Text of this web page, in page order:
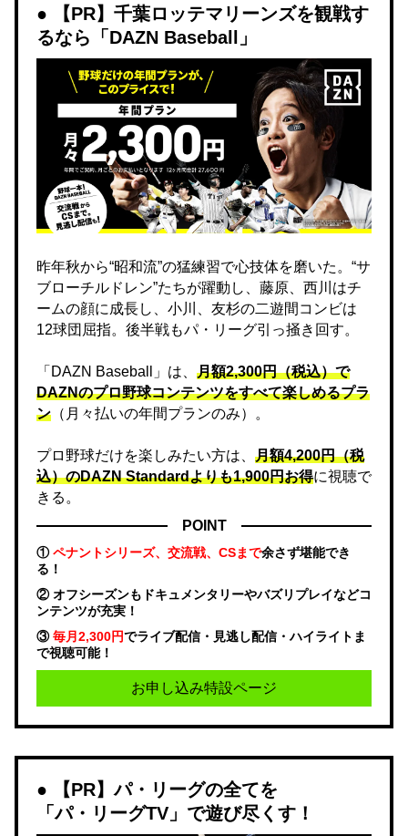
【PR】千葉ロッテマリーンズを観戦す
るなら「DAZN Baseball」
昨年秋から“昭和流”の猛練習で心技体を磨いた。“サ
ブローチルドレン”たちが躍動し、藤原、西川はチ
ームの顔に成長し、小川、友杉の二遊間コンビは
12球団屈指。後半戦もパ・リーグ引っ掻き回す。
「DAZN Baseball」は、 月額2,300円（税込）で
DAZNのプロ野球コンテンツをすべて楽しめるプラ
ン （月々払いの年間プランのみ）。
プロ野球だけを楽しみたい方は、 月額4,200円（税
込）のDAZN Standard​よりも1,900円お得に視聴で
きる。
POINT
①ペナントシリーズ、交流戦、CSまで余さず堪能でき
る！
② オフシーズンもドキュメンタリーやバズリプレイなどコ
ンテンツが充実！
③毎月2,300円でライブ配信・見逃し配信・ハイライトま
で視聴可能！
お申し込み特設ページ
【PR】パ・リーグの全てを
「パ・リーグTV」で遊び尽くす！